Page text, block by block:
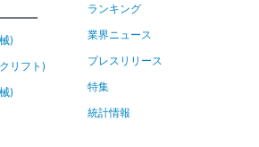
)
リフト)
)
ランキング
業界ニュース
プレスリリース
特集
統計情報